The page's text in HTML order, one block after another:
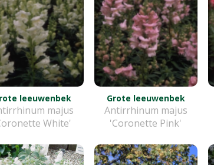
leeuwenbek
majus
White'
Grote leeuwenbek
Antirrhinum majus
'Coronette Pink'